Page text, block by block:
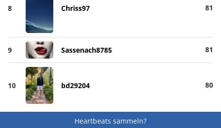
8 Chriss97 81
9 Sassenach8785 81
10 bd29204 80
Heartbeats sammeln?